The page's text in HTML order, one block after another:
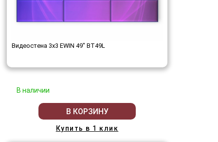
Видеостена 3x3 EWIN 49" BT49L
В наличии
В КОРЗИНУ
Купить в 1 клик